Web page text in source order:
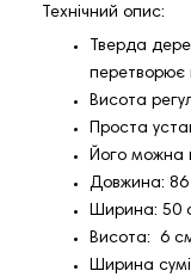
Технічний опис:
Тверда
перетворює
Висота
Проста
Його можна
Довжина:
Ширина: 50
Висота: 6
Ширина